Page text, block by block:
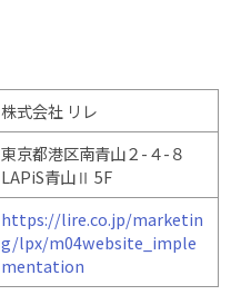
株式会社 リレ
東京都港区南青山２-４-８
LAPiS青山Ⅱ 5F
https://lire.co.jp/marketin
g/lpx/m04website_imple
mentation